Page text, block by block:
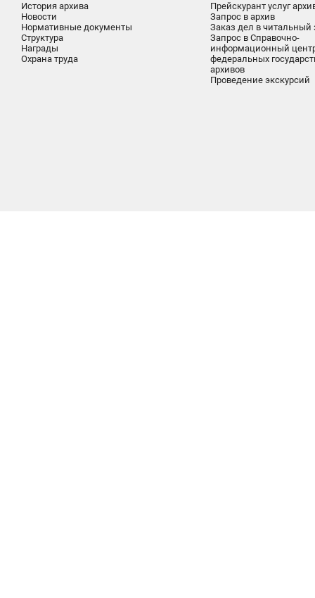
История архива
Новости
Нормативные документы
Структура
Награды
Охрана труда
Прейскурант услуг
Запрос в архив
Заказ дел в читальный
Запрос в Справочно-
информационный
федеральных
архивов
Проведение экскурсий